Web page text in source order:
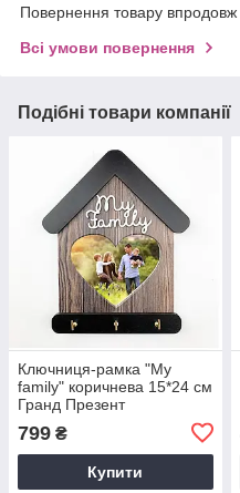
Повернення товару впродовж
Всі умови повернення
Подібні товари компанії
Ключниця-рамка "My
family" коричнева 15*24 см
Гранд Презент
799 ₴
Купити